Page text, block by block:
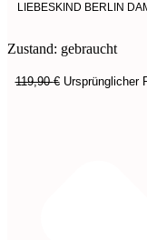
LIEBESKIND BERLIN
Zustand: gebraucht
119,90€ Ursprünglicher